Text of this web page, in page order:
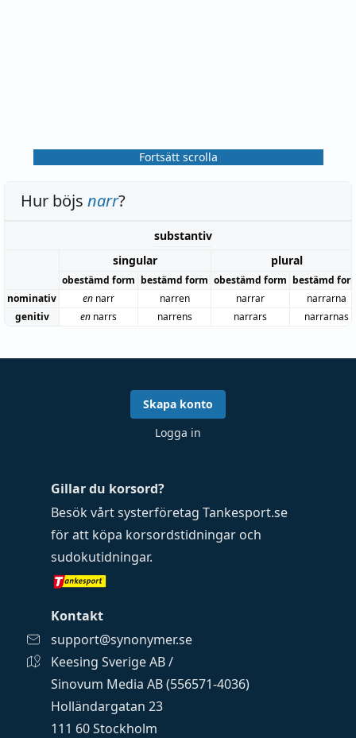
Fortsätt scrolla
Hur böjs narr?
substantiv
singular
plural
obestämd form bestämd form obestämd form bestämd
nominativ
en narr narren narrar
narrarna
genitiv
en narrs narrens narrars narrarnas
Gillar du korsord?
Besök vårt systerföretag Tankesport.se
för att köpa korsordstidningar och
sudokutidningar.
Kontakt
support@synonymer.se
Keesing Sverige AB /
Sinovum Media AB (556571-4036)
Holländargatan 23
111 60 Stockholm
Skapa konto
Logga in